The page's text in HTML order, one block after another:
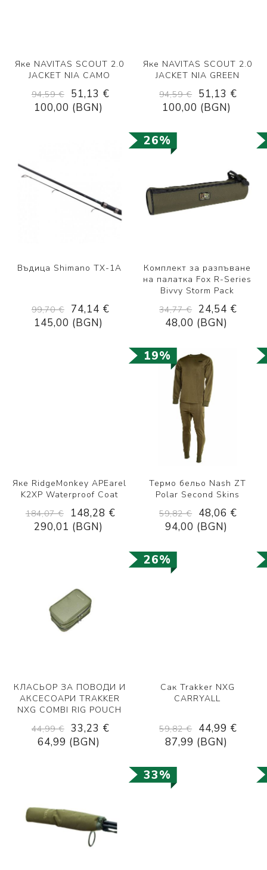
Яке NAVITAS SCOUT 2.0
JACKET NIA CAMO
94,59 €
51,13 €
100,00 (BGN)
Яке NAVITAS SCOUT 2.0
JACKET NIA GREEN
94,59 €
51,13 €
100,00 (BGN)
26%
Въдица Shimano TX-1A
99,70 €
74,14 €
145,00 (BGN)
Комплект за разпъване
на палаткa Fox R-Series
Bivvy Storm Pack
34,77 €
24,54 €
48,00 (BGN)
19%
Яке RidgeMonkey APEarel
K2XP Waterproof Coat
184,07 €
148,28 €
290,01 (BGN)
Термо бельо Nash ZT
Polar Second Skins
59,82 €
48,06 €
94,00 (BGN)
26%
КЛАСЬОР ЗА ПОВОДИ И
АКСЕСОАРИ TRAKKER
NXG COMBI RIG POUCH
44,99 € 33,23 €
64,99 (BGN)
Сак Trakker NXG
CARRYALL
59,82 €
44,99 €
87,99 (BGN)
33%